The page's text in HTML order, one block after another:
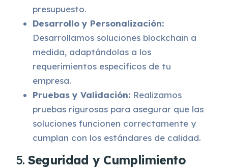
presupuesto.
Desarrollo y Personalización:
Desarrollamos soluciones blockchain a
medida, adaptándolas a los
requerimientos específicos de tu
empresa.
Pruebas y Validación: Realizamos
pruebas rigurosas para asegurar que las
soluciones funcionen correctamente y
cumplan con los estándares de calidad.
5. Seguridad y Cumplimiento